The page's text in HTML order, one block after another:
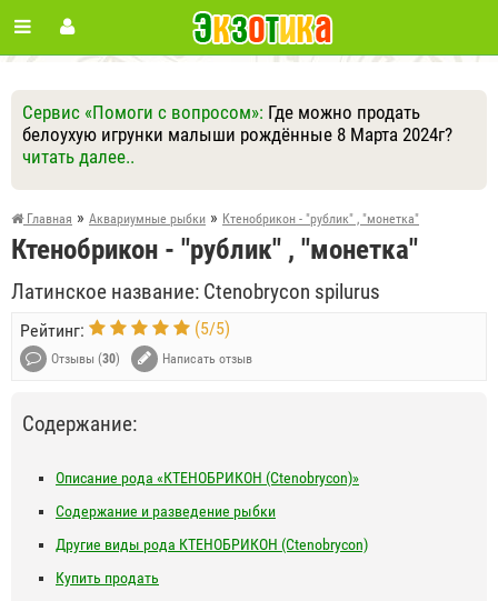
Сервис «Помоги с вопросом»: Где можно продать
белоухую игрунки малыши рождённые 8 Марта 2024г?
читать далее..
Ответить Другие вопросы
Задать вопрос
Главная » Аквариумные рыбки » Ктенобрикон - "рублик" , "монетка"
Ктенобрикон - "рублик" , "монетка"
Латинское название: Ctenobrycon spilurus
Рейтинг: (5/5)
Отзывы (30) Написать отзыв
Содержание:
Описание рода «КТЕНОБРИКОН (Ctenobrycon)»
Содержание и разведение рыбки
Другие виды рода КТЕНОБРИКОН (Ctenobrycon)
Купить продать